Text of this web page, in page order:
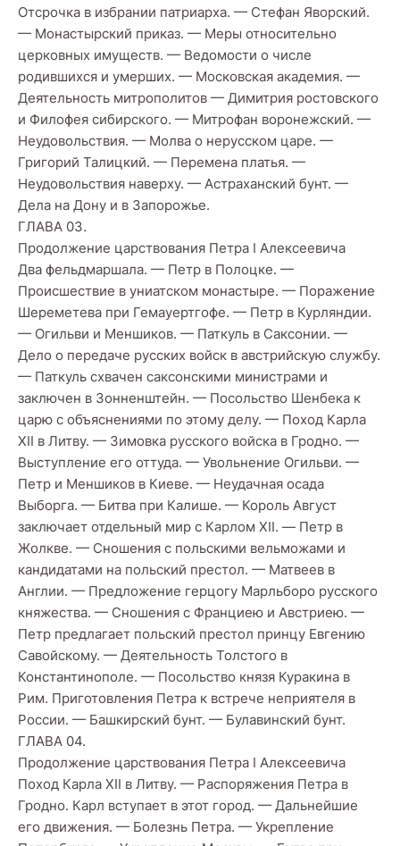
Отсрочка в избрании патриарха. — Стефан Яворский.
— Монастырский приказ. — Меры относительно
церковных имуществ. — Ведомости о числе
родившихся и умерших. — Московская академия. —
Деятельность митрополитов — Димитрия ростовского
и Филофея сибирского. — Митрофан воронежский. —
Неудовольствия. — Молва о нерусском царе. —
Григорий Талицкий. — Перемена платья. —
Неудовольствия наверху. — Астраханский бунт. —
Дела на Дону и в Запорожье.
ГЛАВА 03.
Продолжение царствования Петра I Алексеевича
Два фельдмаршала. — Петр в Полоцке. —
Происшествие в униатском монастыре. — Поражение
Шереметева при Гемауертгофе. — Петр в Курляндии.
— Огильви и Меншиков. — Паткуль в Саксонии. —
Дело о передаче русских войск в австрийскую службу.
— Паткуль схвачен саксонскими министрами и
заключен в Зонненштейн. — Посольство Шенбека к
царю с объяснениями по этому делу. — Поход Карла
XII в Литву. — Зимовка русского войска в Гродно. —
Выступление его оттуда. — Увольнение Огильви. —
Петр и Меншиков в Киеве. — Неудачная осада
Выборга. — Битва при Калише. — Король Август
заключает отдельный мир с Карлом XII. — Петр в
Жолкве. — Сношения с польскими вельможами и
кандидатами на польский престол. — Матвеев в
Англии. — Предложение герцогу Марльборо русского
княжества. — Сношения с Франциею и Австриею. —
Петр предлагает польский престол принцу Евгению
Савойскому. — Деятельность Толстого в
Константинополе. — Посольство князя Куракина в
Рим. Приготовления Петра к встрече неприятеля в
России. — Башкирский бунт. — Булавинский бунт.
ГЛАВА 04.
Продолжение царствования Петра I Алексеевича
Поход Карла XII в Литву. — Распоряжения Петра в
Гродно. Карл вступает в этот город. — Дальнейшие
его движения. — Болезнь Петра. — Укрепление